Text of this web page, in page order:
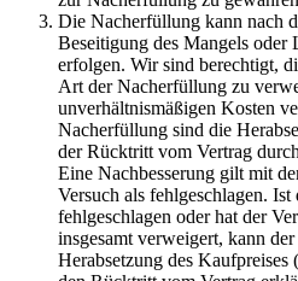
Die Nacherfüllung kann nach
Beseitigung des Mangels oder
erfolgen. Wir sind berechtigt,
Art der Nacherfüllung zu
unverhältnismäßigen Kosten
Nacherfüllung sind die
der Rücktritt vom Vertrag
Eine Nachbesserung gilt mit
Versuch als fehlgeschlagen.
fehlgeschlagen oder hat der
insgesamt verweigert, kann
Herabsetzung des